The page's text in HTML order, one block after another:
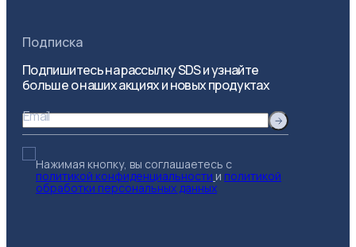
Подписка
Подпишитесь на рассылку SDS и узнайте
больше о наших акциях и новых продуктах
Email
Нажимая кнопку, вы соглашаетесь с
политикой конфиденциальности и политикой
обработки персональных данных